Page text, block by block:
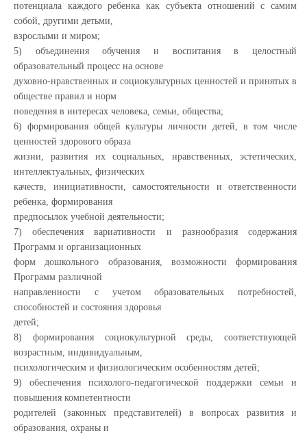
потенциала каждого ребенка как субъекта отношений с самим
собой, другими детьми,
взрослыми и миром;
5) объединения обучения и воспитания в целостный
образовательный процесс на основе
духовно-нравственных и социокультурных ценностей и принятых в
обществе правил и норм
поведения в интересах человека, семьи, общества;
6) формирования общей культуры личности детей, в том числе
ценностей здорового образа
жизни, развития их социальных, нравственных, эстетических,
интеллектуальных, физических
качеств, инициативности, самостоятельности и ответственности
ребенка, формирования
предпосылок учебной деятельности;
7) обеспечения вариативности и разнообразия содержания
Программ и организационных
форм дошкольного образования, возможности формирования
Программ различной
направленности с учетом образовательных потребностей,
способностей и состояния здоровья
детей;
8) формирования социокультурной среды, соответствующей
возрастным, индивидуальным,
психологическим и физиологическим особенностям детей;
9) обеспечения психолого-педагогической поддержки семьи и
повышения компетентности
родителей (законных представителей) в вопросах развития и
образования, охраны и